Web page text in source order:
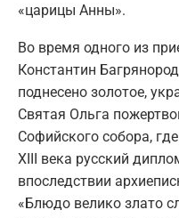
«царицы Анны».
Во время одного из
Константин
поднесено золотое,
Святая Ольга
Софийского собора,
ХIII века русский
впоследствии
«Блюдо велико злато